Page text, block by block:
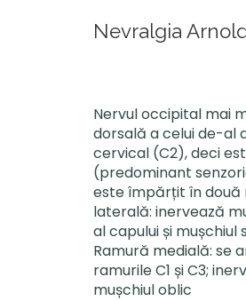
Nevralgia
Nervul occipital mai
dorsală a celui de-al
cervical (C2), deci
(predominant
este împărțit în două
laterală: inervează
al capului și mușchiul
Ramură medială: se
ramurile C1 și C3;
mușchiul oblic